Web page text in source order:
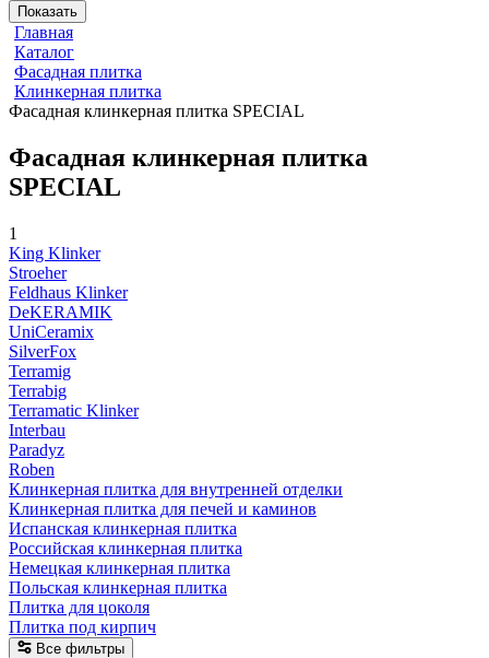
Показать
Главная
Каталог
Фасадная плитка
Клинкерная плитка
Фасадная клинкерная плитка SPECIAL
Фасадная клинкерная плитка
SPECIAL
1
King Klinker
Stroeher
Feldhaus Klinker
DeKERAMIK
UniCeramix
SilverFox
Terramig
Terrabig
Terramatic Klinker
Interbau
Paradyz
Roben
Клинкерная плитка для внутренней отделки
Клинкерная плитка для печей и каминов
Испанская клинкерная плитка
Российская клинкерная плитка
Немецкая клинкерная плитка
Польская клинкерная плитка
Плитка для цоколя
Плитка под кирпич
Все фильтры